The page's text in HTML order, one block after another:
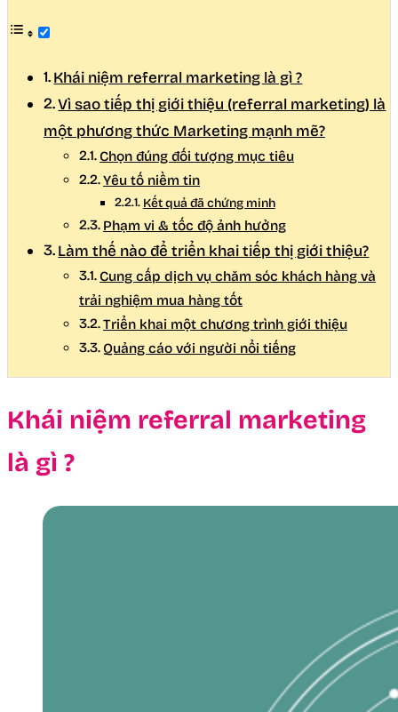
Khái niệm referral marketing là gì ?
Vì sao tiếp thị giới thiệu (referral marketing) là
một phương thức Marketing mạnh mẽ?
Chọn đúng đối tượng mục tiêu
Yêu tố niềm tin
Kết quả đã chứng minh
Phạm vi & tốc độ ảnh hưởng
Làm thế nào để triển khai tiếp thị giới thiệu?
Cung cấp dịch vụ chăm sóc khách hàng và
trải nghiệm mua hàng tốt
Triển khai một chương trình giới thiệu
Quảng cáo với người nổi tiếng
Khái niệm referral marketing
là gì ?